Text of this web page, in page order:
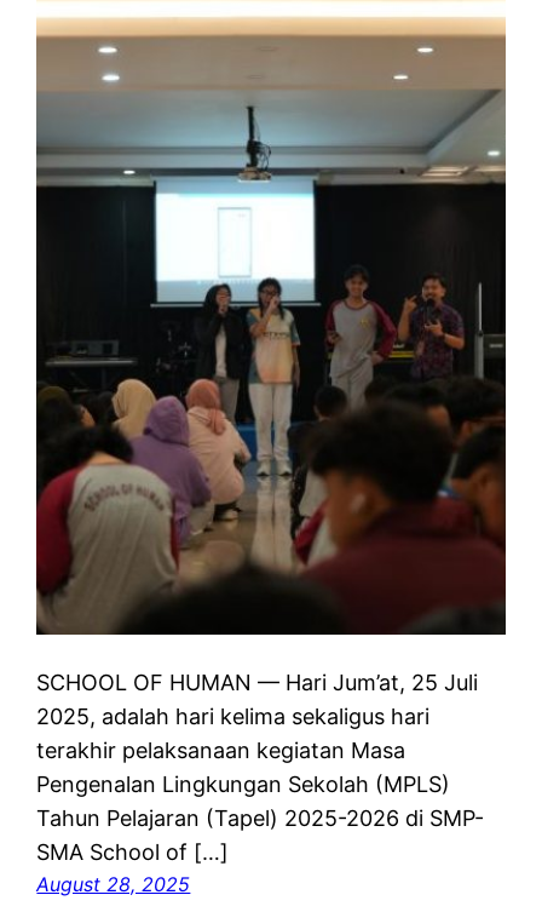
SCHOOL OF HUMAN — Hari Jum’at, 25 Juli
2025, adalah hari kelima sekaligus hari
terakhir pelaksanaan kegiatan Masa
Pengenalan Lingkungan Sekolah (MPLS)
Tahun Pelajaran (Tapel) 2025-2026 di SMP-
SMA School of […]
August 28, 2025